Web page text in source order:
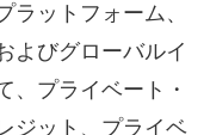
ラットフォーム、
よびグローバルイ
、プライベート・
ジット、プライベ